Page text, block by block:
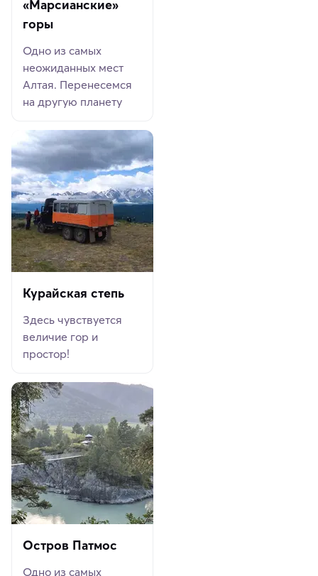
«Марсианские»
горы
Одно из самых
неожиданных мест
Алтая. Перенесемся
на другую планету
Курайская степь
Здесь чувствуется
величие гор и
простор!
Остров Патмос
Одно из самых